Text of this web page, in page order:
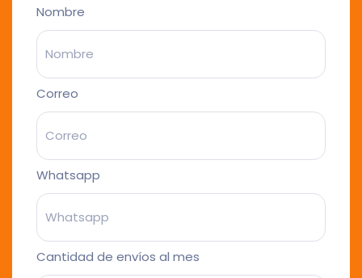
Nombre
Correo
Whatsapp
Cantidad de envíos al mes